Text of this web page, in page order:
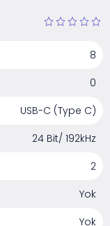
8
0
USB-C (Type C)
24 Bit/ 192kHz
2
Yok
Yok